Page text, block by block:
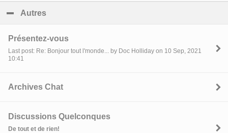
Autres
Présentez-vous
Last post: Re: Bonjour tout l'monde... by Doc Holliday on 10 Sep, 2021
10:41
Archives Chat
Discussions Quelconques
De tout et de rien!